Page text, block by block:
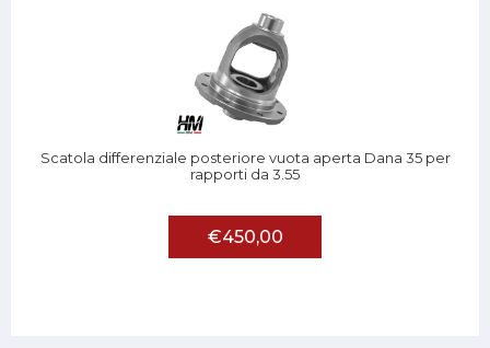
Scatola differenziale posteriore vuota aperta Dana 35 per
rapporti da 3.55
€450,00